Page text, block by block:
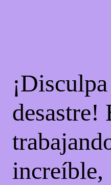
desastre!
increíble,